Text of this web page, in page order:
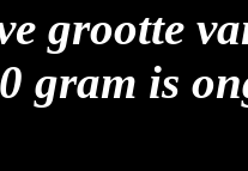
grootte
gram is